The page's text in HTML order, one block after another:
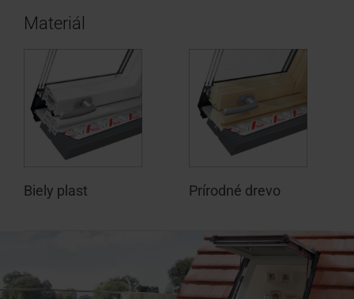
Materiál
Biely plast Prírodné drevo